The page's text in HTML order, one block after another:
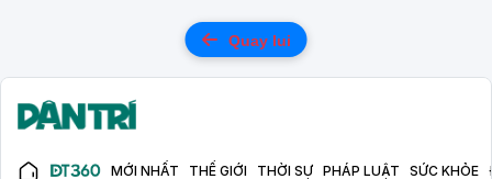
Quay lui